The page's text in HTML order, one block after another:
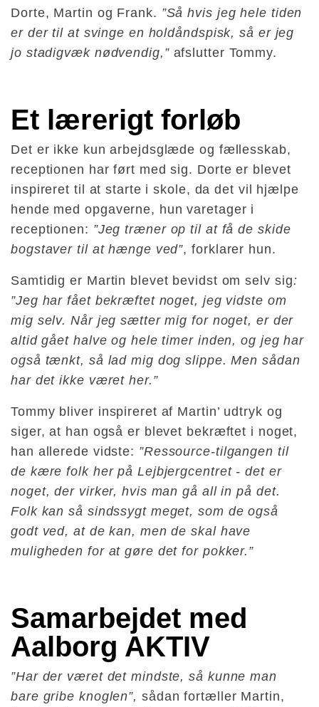
Dorte, Martin og Frank. ”Så hvis jeg hele tiden
er der til at svinge en holdåndspisk, så er jeg
jo stadigvæk nødvendig,” afslutter Tommy.
Et lærerigt forløb
Det er ikke kun arbejdsglæde og fællesskab,
receptionen har ført med sig. Dorte er blevet
inspireret til at starte i skole, da det vil hjælpe
hende med opgaverne, hun varetager i
receptionen: ”Jeg træner op til at få de skide
bogstaver til at hænge ved”, forklarer hun.
Samtidig er Martin blevet bevidst om selv sig:
”Jeg har fået bekræftet noget, jeg vidste om
mig selv. Når jeg sætter mig for noget, er der
altid gået halve og hele timer inden, og jeg har
også tænkt, så lad mig dog slippe. Men sådan
har det ikke været her.”
Tommy bliver inspireret af Martin’ udtryk og
siger, at han også er blevet bekræftet i noget,
han allerede vidste: ”Ressource-tilgangen til
de kære folk her på Lejbjergcentret - det er
noget, der virker, hvis man gå all in på det.
Folk kan så sindssygt meget, som de også
godt ved, at de kan, men de skal have
muligheden for at gøre det for pokker.”
Samarbejdet med
Aalborg AKTIV
”Har der været det mindste, så kunne man
bare gribe knoglen”, sådan fortæller Martin,